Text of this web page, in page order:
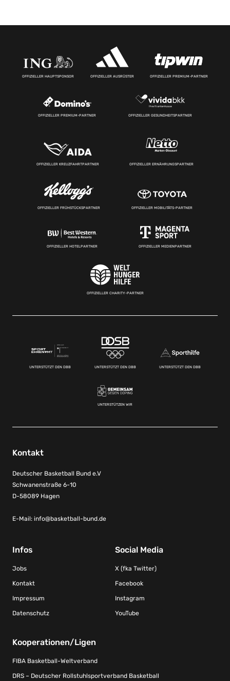
OFFIZIELLER HAUPTSPONSOR OFFIZIELLER AUSRÜSTER OFFIZIELLER PREMIUM-PARTNER
OFFIZIELLER PREMIUM-PARTNER OFFIZIELLER GESUNDHEITSPARTNER
OFFIZIELLER KREUZFAHRTPARTNER OFFIZIELLER ERNÄHRUNGSPARTNER
OFFIZIELLER FRÜHSTÜCKSPARTNER OFFIZIELLER MOBILITÄTS-PARTNER
OFFIZIELLER HOTELPARTNER OFFIZIELLER MEDIENPARTNER
OFFIZIELLER CHARITY-PARTNER
UNTERSTÜTZT DEN DBB UNTERSTÜTZT DEN DBB UNTERSTÜTZT DEN DBB
UNTERSTÜTZEN WIR
Kontakt
Deutscher Basketball Bund e.V
Schwanenstraße 6-10
D-58089 Hagen
E-Mail: info@basketball-bund.de
Infos
Jobs
Kontakt
Impressum
Datenschutz
Social Media
X (fka Twitter)
Facebook
Instagram
YouTube
Kooperationen/Ligen
FIBA Basketball-Weltverband
DRS – Deutscher Rollstuhlsportverband Basketball